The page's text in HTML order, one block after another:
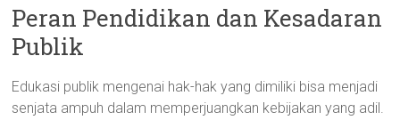
Peran Pendidikan dan Kesadaran
Publik
Edukasi publik mengenai hak-hak yang dimiliki bisa menjadi
senjata ampuh dalam memperjuangkan kebijakan yang adil.